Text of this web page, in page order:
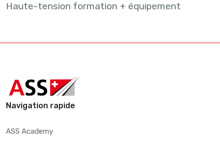
Haute-tension formation + équipement
Navigation rapide
ASS Academy